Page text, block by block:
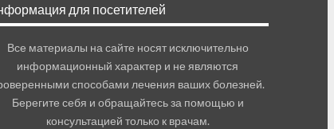
для посетителей
Все материалы на сайте носят исключительно
информационный характер и не являются
способами лечения ваших болезней.
Берегите себя и обращайтесь за помощью и
консультацией только к врачам.